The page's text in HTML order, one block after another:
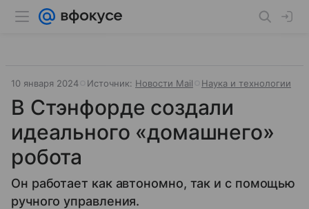
10 января 2024 Источник: Новости Mail Наука и технологии
В Стэнфорде создали
идеального «домашнего»
робота
Он работает как автономно, так и с помощью
ручного управления.